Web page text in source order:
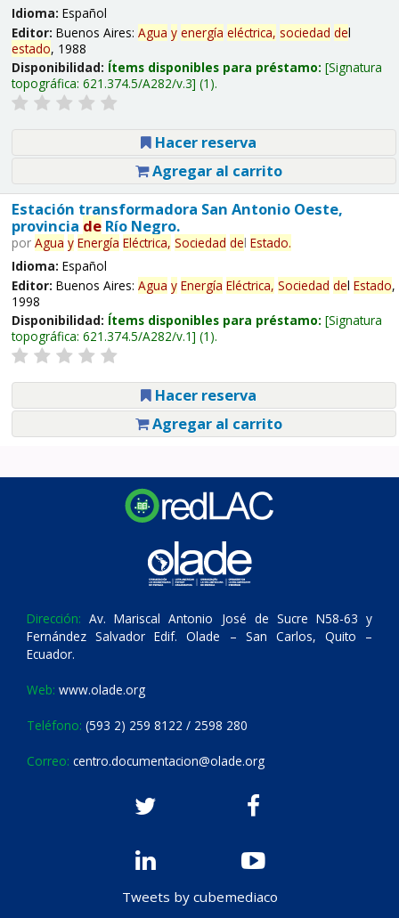
Idioma: Español
Editor: Buenos Aires: Agua y energía eléctrica, sociedad del
estado, 1988
Disponibilidad: Ítems disponibles para préstamo: Signatura
topográfica: 621.374.5/A282/v.3 (1).
Hacer reserva
Agregar al carrito
Estación transformadora San Antonio Oeste,
provincia deRío Negro.
por Agua y Energía Eléctrica, Sociedad del Estado.
Idioma: Español
Editor: Buenos Aires: Agua y Energía Eléctrica, Sociedad del Estado,
1998
Disponibilidad: Ítems disponibles para préstamo: Signatura
topográfica: 621.374.5/A282/v.1 (1).
Hacer reserva
Agregar al carrito
Dirección: Av. Mariscal Antonio José de Sucre N58-63 y
Fernández Salvador Edif. Olade – San Carlos, Quito –
Ecuador.
Web: www.olade.org
Teléfono: (593 2) 259 8122 / 2598 280
Correo: centro.documentacion@olade.org
Tweets by cubemediaco